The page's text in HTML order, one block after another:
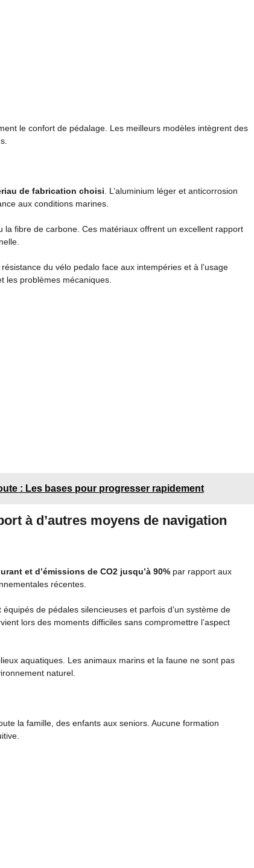
le confort de pédalage. Les meilleurs modèles intègrent des
de fabrication choisi. L’aluminium léger et anticorrosion
aux conditions marines.
fibre de carbone. Ces matériaux offrent un excellent rapport
du vélo pedalo face aux intempéries et à l’usage
les problèmes mécaniques.
: Les bases pour progresser rapidement
à d’autres moyens de navigation
et d’émissions de CO2 jusqu’à 90% par rapport aux
récentes.
de pédales silencieuses et parfois d’un système de
lors des moments difficiles sans compromettre l’aspect
aquatiques. Les animaux marins et la faune ne sont pas
naturel.
la famille, des enfants aux seniors. Aucune formation